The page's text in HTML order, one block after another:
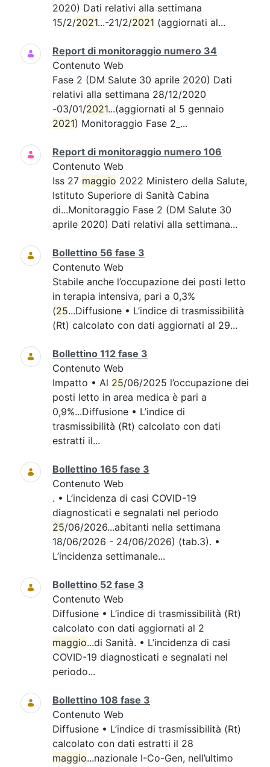
2020) Dati relativi alla settimana
15/2/2021...-21/2/2021 (aggiornati al...
Report di monitoraggio numero 34
Contenuto Web
Fase 2 (DM Salute 30 aprile 2020) Dati
relativi alla settimana 28/12/2020
-03/01/2021...(aggiornati al 5 gennaio
2021) Monitoraggio Fase 2_...
Report di monitoraggio numero 106
Contenuto Web
Iss 27 maggio 2022 Ministero della Salute,
Istituto Superiore di Sanità Cabina
di...Monitoraggio Fase 2 (DM Salute 30
aprile 2020) Dati relativi alla settimana...
Bollettino 56 fase 3
Contenuto Web
Stabile anche l’occupazione dei posti letto
in terapia intensiva, pari a 0,3%
(25...Diffusione • L’indice di trasmissibilità
(Rt) calcolato con dati aggiornati al 29...
Bollettino 112 fase 3
Contenuto Web
Impatto • Al 25/06/2025 l’occupazione dei
posti letto in area medica è pari a
0,9%...Diffusione • L’indice di
trasmissibilità (Rt) calcolato con dati
estratti il...
Bollettino 165 fase 3
Contenuto Web
. • L’incidenza di casi COVID-19
diagnosticati e segnalati nel periodo
25/06/2026...abitanti nella settimana
18/06/2026 - 24/06/2026) (tab.3). •
L’incidenza settimanale...
Bollettino 52 fase 3
Contenuto Web
Diffusione • L’indice di trasmissibilità (Rt)
calcolato con dati aggiornati al 2
maggio...di Sanità. • L’incidenza di casi
COVID-19 diagnosticati e segnalati nel
periodo...
Bollettino 108 fase 3
Contenuto Web
Diffusione • L’indice di trasmissibilità (Rt)
calcolato con dati estratti il 28
maggio...nazionale I-Co-Gen, nell’ultimo